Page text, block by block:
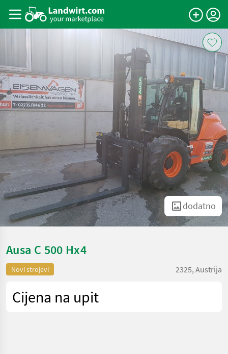
dodatno
Ausa C 500 Hx4
Novi strojevi 2325, Austrija
Cijena na upit